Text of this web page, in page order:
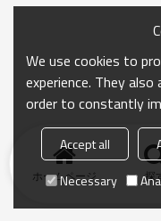
ホームページ 探
We use cookies to
experience. They
order to constantly
Accept all
Necessary